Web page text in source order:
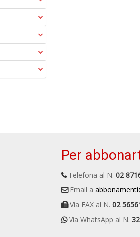
Per
Telefona al N. 02
Email a
Via FAX al N. 02
Via WhatsApp al N.